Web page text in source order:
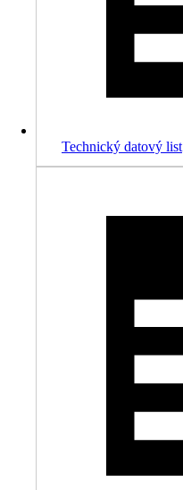
Technický datový list